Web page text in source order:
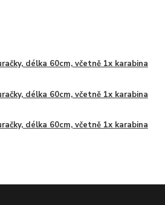
délka 60cm, včetně 1x karabina
délka 60cm, včetně 1x karabina
délka 60cm, včetně 1x karabina